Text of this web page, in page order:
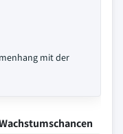
mit der